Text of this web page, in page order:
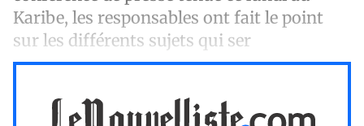
Karibe, les responsables ont fait le point
sur les différents sujets qui ser